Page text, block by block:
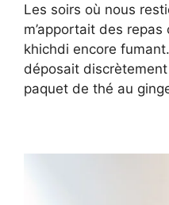
Les soirs où nous
m’apportait des
khichdi encore
déposait
paquet de thé au